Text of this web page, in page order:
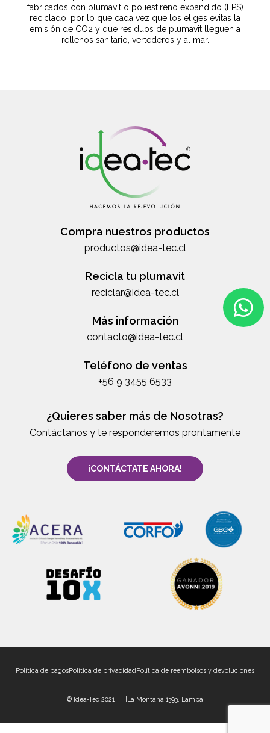
fabricados con plumavit o poliestireno expandido (EPS)
reciclado, por lo que cada vez que los eliges evitas la
emisión de CO2 y que residuos de plumavit lleguen a
rellenos sanitario, vertederos y al mar.
Compra nuestros productos
productos@idea-tec.cl
Recicla tu plumavit
reciclar@idea-tec.cl
Más información
contacto@idea-tec.cl
Teléfono de ventas
+56 9 3455 6533
¿Quieres saber más de Nosotras?
Contáctanos y te responderemos prontamente
¡CONTÁCTATE AHORA!
© Idea-Tec 2021 | La Montana 1393, Lampa
Política de pagosPolítica de privacidadPolítica de reembolsos y devoluciones